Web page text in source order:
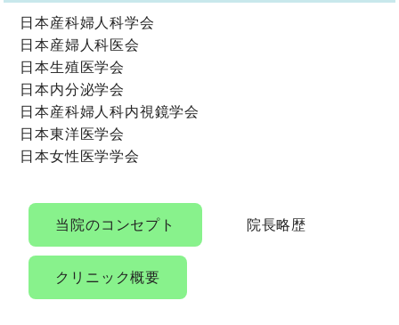
日本産科婦人科学会
日本産婦人科医会
日本生殖医学会
日本内分泌学会
日本産科婦人科内視鏡学会
日本東洋医学会
日本女性医学学会
当院のコンセプト 院長略歴
クリニック概要